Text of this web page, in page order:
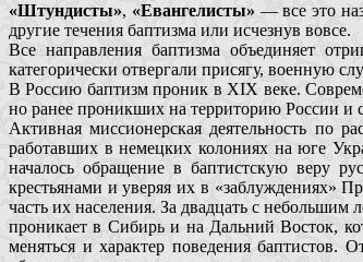
«Штундисты», «Евангелисты» — все это
другие течения баптизма или исчезнув вовсе.
Все направления баптизма объединяет
категорически отвергали присягу, военную
В Россию баптизм проник в XIX веке.
но ранее проникших на территорию России и
Активная миссионерская деятельность по
работавших в немецких колониях на юге
началось обращение в баптистскую веру
крестьянами и уверяя их в «заблуждениях»
часть их населения. За двадцать с
проникает в Сибирь и на Дальний Восток,
меняться и характер поведения баптистов.